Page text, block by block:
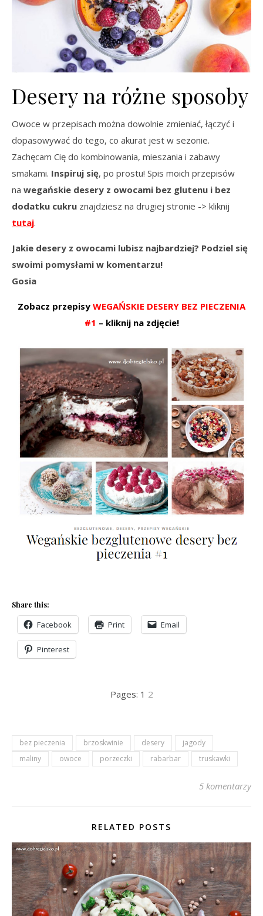
Desery na różne sposoby
Owoce w przepisach można dowolnie zmieniać, łączyć i
dopasowywać do tego, co akurat jest w sezonie.
Zachęcam Cię do kombinowania, mieszania i zabawy
smakami. Inspiruj się, po prostu! Spis moich przepisów
na wegańskie desery z owocami bez glutenu i bez
dodatku cukru znajdziesz na drugiej stronie -> kliknij
tutaj.
Jakie desery z owocami lubisz najbardziej? Podziel się
swoimi pomysłami w komentarzu!
Gosia
Zobacz przepisy WEGAŃSKIE DESERY BEZ PIECZENIA
#1 – kliknij na zdjęcie!
Share this:
Facebook Print Email
Pinterest
Pages: 1 2
bez pieczenia brzoskwinie desery
jagody
maliny
owoce porzeczki rabarbar truskawki
5 komentarzy
RELATED POSTS